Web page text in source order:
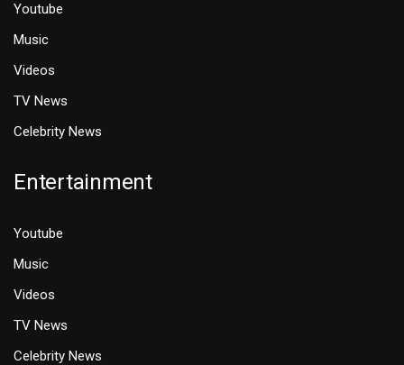
Youtube
Music
Videos
TV News
Celebrity News
Entertainment
Youtube
Music
Videos
TV News
Celebrity News